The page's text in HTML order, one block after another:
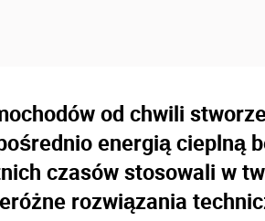
od chwili
energią cieplną
czasów stosowali w
rozwiązania